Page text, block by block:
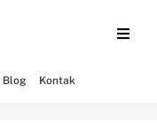
Blog Kontak